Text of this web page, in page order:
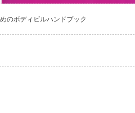
のボディビルハンドブック